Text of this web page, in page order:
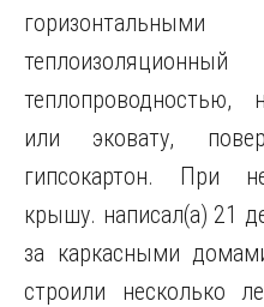
горизонтальными
теплопроводностью,
или эковату,
гипсокартон. При
крышу. написал(а) 21
за каркасными
строили несколько